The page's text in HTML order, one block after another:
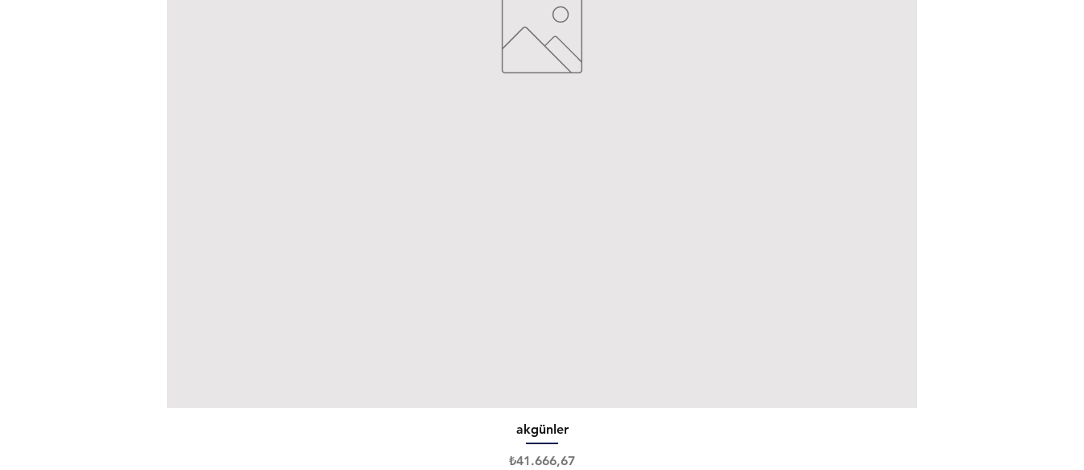
Hızlı Bakış
akgünler
Fiyat
₺41.666,67